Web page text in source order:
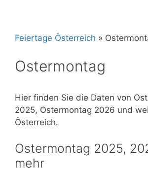
Feiertage Österreich »
Ostermontag
Hier finden Sie die Daten von
2025, Ostermontag 2026 und
Österreich.
Ostermontag 2025,
mehr